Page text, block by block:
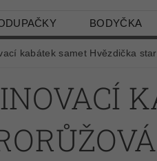
BODYČKA
kabátek samet Hvězdička